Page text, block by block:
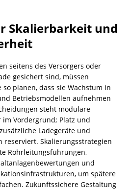
Skalierbarkeit und
seitens des Versorgers oder
gesichert sind, müssen
so planen, dass sie Wachstum in
Betriebsmodellen aufnehmen
steht modulare
Vordergrund; Platz und
Ladegeräte und
reserviert. Skalierungsstrategien
Rohrleitungsführungen,
und
um spätere
Zukunftssichere Gestaltung